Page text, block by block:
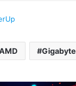
Gigabyte